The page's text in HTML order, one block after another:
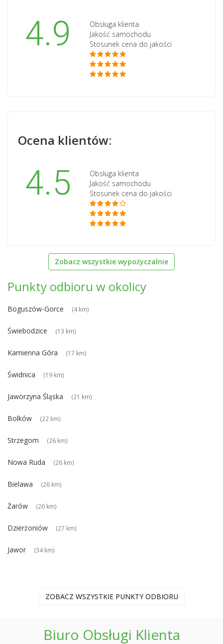
4.9
Obsługa klienta
Jakość samochodu
Stosunek cena do jakości
Ocena klientów:
4.5
Obsługa klienta
Jakość samochodu
Stosunek cena do jakości
Zobacz wszystkie wypożyczalnie
Punkty odbioru w okolicy
Boguszów-Gorce (4 km)
Świebodzice (13 km)
Kamienna Góra (17 km)
Świdnica (19 km)
Jaworzyna Śląska (21 km)
Bolków (22 km)
Strzegom (26 km)
Nowa Ruda (26 km)
Bielawa (26 km)
Żarów (26 km)
Dzierżoniów (27 km)
Jawor (34 km)
ZOBACZ WSZYSTKIE PUNKTY ODBIORU
Biuro Obsługi Klienta